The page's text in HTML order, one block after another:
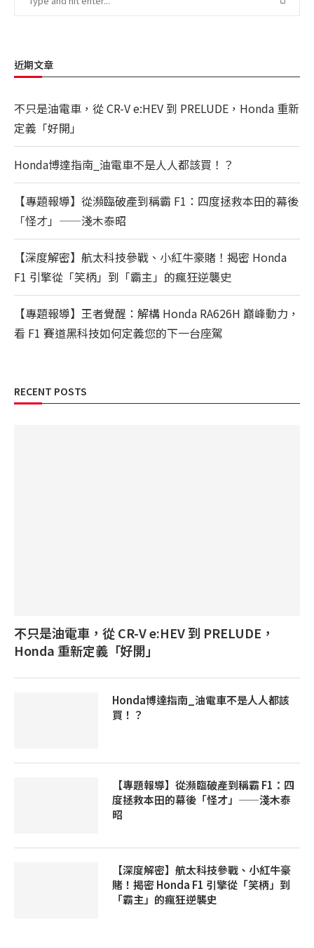
近期文章
不只是油電車，從 CR-V e:HEV 到 PRELUDE，Honda 重新
定義「好開」
Honda博達指南_油電車不是人人都該買！？
【專題報導】從瀕臨破產到稱霸 F1：四度拯救本田的幕後
「怪才」——淺木泰昭
【深度解密】航太科技參戰、小紅牛豪賭！揭密 Honda
F1 引擎從「笑柄」到「霸主」的瘋狂逆襲史
【專題報導】王者覺醒：解構 Honda RA626H 巔峰動力，
看 F1 賽道黑科技如何定義您的下一台座駕
RECENT POSTS
不只是油電車，從 CR-V e:HEV 到 PRELUDE，
Honda 重新定義「好開」
Honda博達指南_油電車不是人人都該
買！？
【專題報導】從瀕臨破產到稱霸 F1：四
度拯救本田的幕後「怪才」——淺木泰
昭
【深度解密】航太科技參戰、小紅牛豪
賭！揭密 Honda F1 引擎從「笑柄」到
「霸主」的瘋狂逆襲史